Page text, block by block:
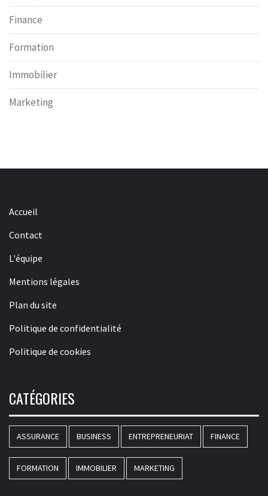
Finance
Formation
Immobilier
Marketing
Accueil
Contact
L'équipe
Mentions légales
Plan du site
Politique de confidentialité
Politique de cookies
CATÉGORIES
ASSURANCE BUSINESS ENTREPRENEURIAT FINANCE
FORMATION IMMOBILIER MARKETING